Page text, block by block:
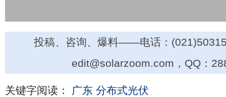
投稿、咨询、爆料——电话：
edit@solarzoom.com，QQ：
关键字阅读： 广东 分布式光伏